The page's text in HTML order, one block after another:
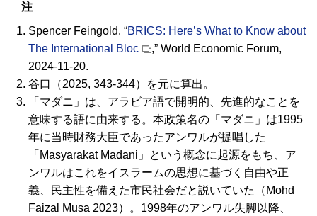
注
Spencer Feingold. “BRICS: Here’s What to Know about
The International Bloc
,” World Economic Forum,
2024-11-20.
谷口（2025, 343-344）を元に算出。
「マダニ」は、アラビア語で開明的、先進的なことを
意味する語に由来する。本政策名の「マダニ」は1995
年に当時財務大臣であったアンワルが提唱した
「Masyarakat Madani」という概念に起源をもち、ア
ンワルはこれをイスラームの思想に基づく自由や正
義、民主性を備えた市民社会だと説いていた（Mohd
Faizal Musa 2023）。1998年のアンワル失脚以降、